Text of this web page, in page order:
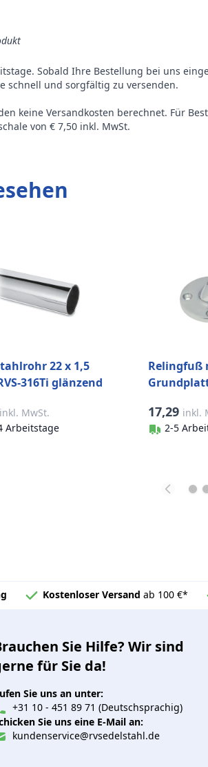
Sobald Ihre Bestellung bei uns
schnell und sorgfältig zu versenden.
keine Versandkosten berechnet. Für
von € 7,50 inkl. MwSt.
22 x 1,5
316Ti glänzend
inkl. MwSt.
Arbeitstage
Relingfuß
Edelstahl-
17,29 inkl.
2-5
Kostenloser Versand ab 100 €*
Sie Hilfe? Wir sind
für Sie da!
Sie uns an unter:
+31 10 - 451 89 71 (Deutschsprachig)
Sie uns eine E-Mail an:
kundenservice@rvsedelstahl.de